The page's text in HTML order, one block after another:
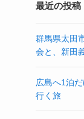
最近の投稿
群馬県太田
会と、新田
広島へ1泊
行く旅